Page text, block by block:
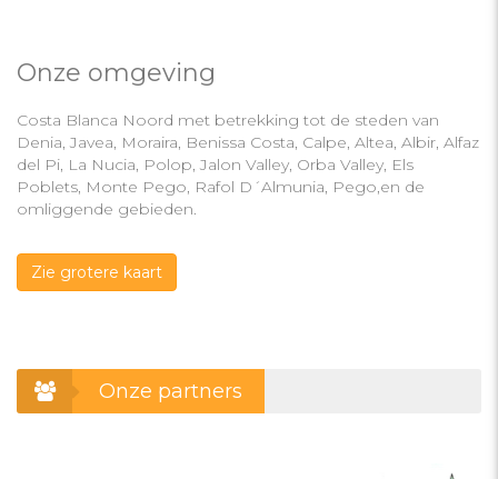
Onze omgeving
Costa Blanca Noord met betrekking tot de steden van
Denia, Javea, Moraira, Benissa Costa, Calpe, Altea, Albir, Alfaz
del Pi, La Nucia, Polop, Jalon Valley, Orba Valley, Els
Poblets, Monte Pego, Rafol D´Almunia, Pego,en de
omliggende gebieden.
Zie grotere kaart
Onze partners